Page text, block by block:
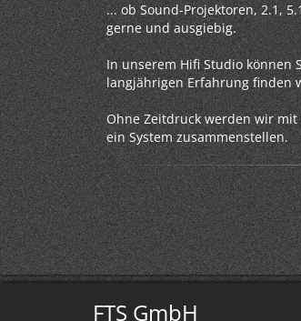
... ob Sound-Projektoren, 2.1,
gerne und ausgiebig.
In unserem Hifi Studio können
langjährigen Erfahrung finden
Ohne Zeitdruck werden wir
ein System zusammenstellen.
FTS GmbH